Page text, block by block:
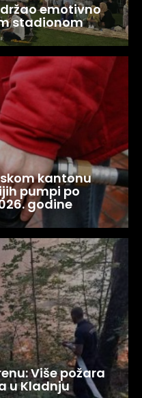
emotivno
stadionom
kantonu
pumpi po
godine
Više požara
u Kladnju